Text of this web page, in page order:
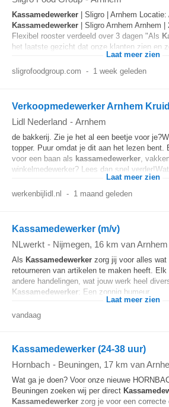
Kassamedewerker | Sligro | Arnhem
Kassamedewerker | Sligro Arnhem Arnhem |
Flexibel rooster verdeeld over 3 dagen "Als
het laatste gezicht dat onze klanten zien en
Laat meer zien
sligrofoodgroup.com - 1 week geleden
Verkoopmedewerker Arnhem
Lidl Nederland - Arnhem
de bakkerij. Zie je het al een beetje voor
topper. Puur omdat je dit aan het lezen bent.
voor een baan als kassamedewerker,
winkelmedewerker? Lees dan snel verder!Wat
Laat meer zien
werkenbijlidl.nl - 1 maand geleden
Kassamedewerker (m/v)
NLwerkt - Nijmegen, 16 km van Arnhem
Als Kassamedewerker zorg jij voor alles
retourneren van artikelen te maken heeft.
andere handelingen, wat jouw werk heel
Kassamedewerker: Een zonnig humeur...
Laat meer zien
vandaag
Kassamedewerker (24-38 uur)
Hornbach - Beuningen, 17 km van
Wat ga je doen? Voor onze nieuwe
Beuningen zoeken wij per direct
Kassamedewerker zorg je voor een correcte